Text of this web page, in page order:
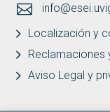
Localización y
Reclamaciones
Aviso Legal y